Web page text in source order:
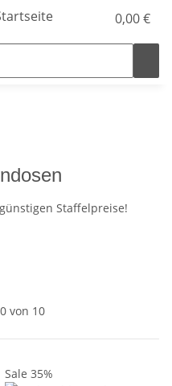
0,00 €
Staffelpreise!
von 10
Sale 35%